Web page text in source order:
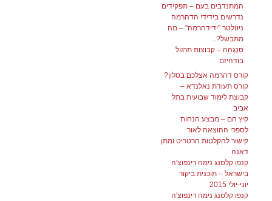
המתנדבים בעם – תפקידים
נדרשים בידידי הדהרמה
ניוזלטר "ידידהרמה" – מה
מתבשל?..
סַנְגְהַה – קבוצות תרגול
בודהיזם
קורס דהרמה אצלכם בסלון?
קורס תעודת נאלנדא –
קבוצת לימוד שבועית בתל
אביב
קיץ חם – מבצע הנחות
לספרי ההוצאה לאור
קישור להקלטות הרטריט ומתן
דאנה
קנפו קלסנג נימה רינפוצ'ה
בישראל – תוכנית ביקור
יוני-יולי 2015
קנפו קלסנג נימה רינפוצ'ה